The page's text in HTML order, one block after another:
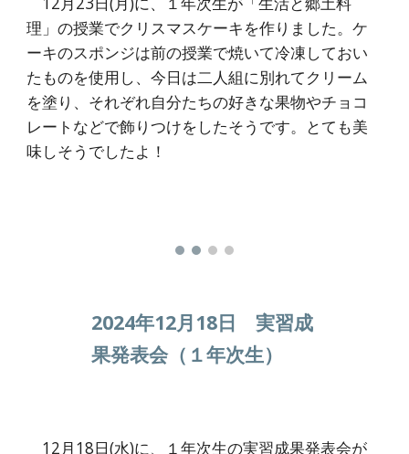
理」の授業でクリスマスケーキを作りました。ケ
ーキのスポンジは前の授業で焼いて冷凍しておい
たものを使用し、今日は二人組に別れてクリーム
を塗り、それぞれ自分たちの好きな果物やチョコ
レートなどで飾りつけをしたそうです。とても美
味しそうでしたよ！
2024年12月18日 実習成
果発表会（１年次生）
12月18日(水)に、１年次生の実習成果発表会が